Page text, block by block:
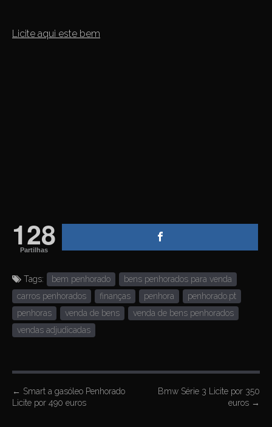
Licite aqui este bem
128
Partilhas
Tags: bem penhorado
bens penhorados para venda
carros penhorados
finanças penhora
penhorado.pt
penhoras
venda de bens
venda de bens penhorados
vendas adjudicadas
P
o
← Smart a gasóleo Penhorado
Licite por 490 euros
Bmw Série 3 Licite por 350
euros →